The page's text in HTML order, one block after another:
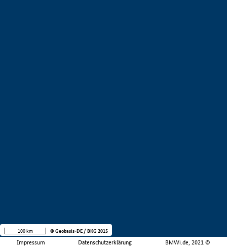
Impressum Datenschutzerklärung BMWi.de, 2021 ©
100 km © Geobasis-DE / BKG 2015